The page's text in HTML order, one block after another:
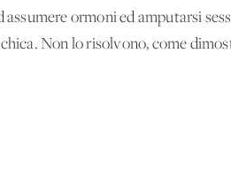
ormoni ed amputarsi
Non lo risolvono, come